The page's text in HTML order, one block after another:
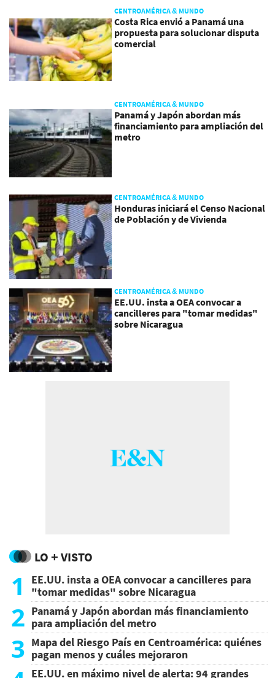
CENTROAMÉRICA & MUNDO
Costa Rica envió a Panamá una
propuesta para solucionar disputa
comercial
CENTROAMÉRICA & MUNDO
Panamá y Japón abordan más
financiamiento para ampliación del
metro
CENTROAMÉRICA & MUNDO
Honduras iniciará el Censo Nacional
de Población y de Vivienda
CENTROAMÉRICA & MUNDO
EE.UU. insta a OEA convocar a
cancilleres para "tomar medidas"
sobre Nicaragua
LO + VISTO
1
EE.UU. insta a OEA convocar a cancilleres para
"tomar medidas" sobre Nicaragua
2 Panamá y Japón abordan más financiamiento
para ampliación del metro
3 Mapa del Riesgo País en Centroamérica: quiénes
pagan menos y cuáles mejoraron
EE.UU. en máximo nivel de alerta: 94 grandes